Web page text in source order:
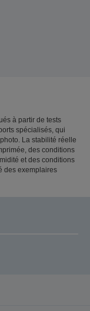
à partir de tests
spécialisés, qui
La stabilité réelle
des conditions
et des conditions
des exemplaires